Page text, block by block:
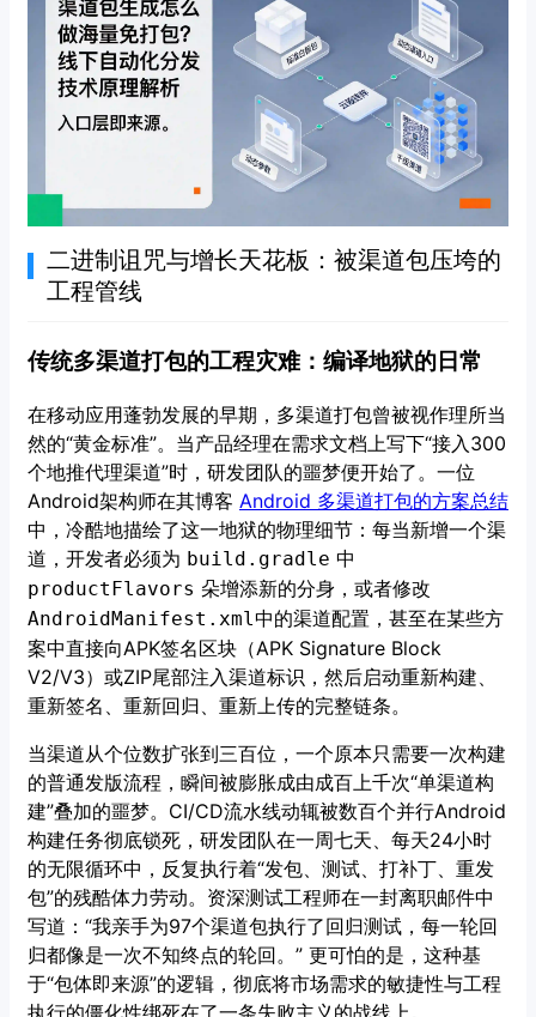
二进制诅咒与增长天花板：被渠道包压垮的
工程管线
传统多渠道打包的工程灾难：编译地狱的日常
在移动应用蓬勃发展的早期，多渠道打包曾被视作理所当
然的“黄金标准”。当产品经理在需求文档上写下“接入300
个地推代理渠道”时，研发团队的噩梦便开始了。一位
Android架构师在其博客 Android 多渠道打包的方案总结
中，冷酷地描绘了这一地狱的物理细节：每当新增一个渠
道，开发者必须为 build.gradle 中
productFlavors 朵增添新的分身，或者修改
AndroidManifest.xml中的渠道配置，甚至在某些方
案中直接向APK签名区块（APK Signature Block
V2/V3）或ZIP尾部注入渠道标识，然后启动重新构建、
重新签名、重新回归、重新上传的完整链条。
当渠道从个位数扩张到三百位，一个原本只需要一次构建
的普通发版流程，瞬间被膨胀成由成百上千次“单渠道构
建”叠加的噩梦。CI/CD流水线动辄被数百个并行Android
构建任务彻底锁死，研发团队在一周七天、每天24小时
的无限循环中，反复执行着“发包、测试、打补丁、重发
包”的残酷体力劳动。资深测试工程师在一封离职邮件中
写道：“我亲手为97个渠道包执行了回归测试，每一轮回
归都像是一次不知终点的轮回。” 更可怕的是，这种基
于“包体即来源”的逻辑，彻底将市场需求的敏捷性与工程